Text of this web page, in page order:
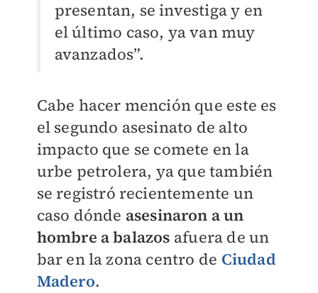
presentan, se investiga y en
el último caso, ya van muy
avanzados”.
Cabe hacer mención que este es
el segundo asesinato de alto
impacto que se comete en la
urbe petrolera, ya que también
se registró recientemente un
caso dónde asesinaron a un
hombre a balazos afuera de un
bar en la zona centro de Ciudad
Madero.